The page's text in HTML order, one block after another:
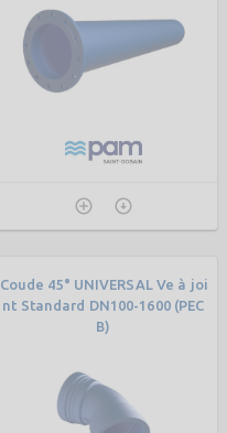
Coude 45° UNIVERSAL Ve à joi
nt Standard DN100-1600 (PEC
B)